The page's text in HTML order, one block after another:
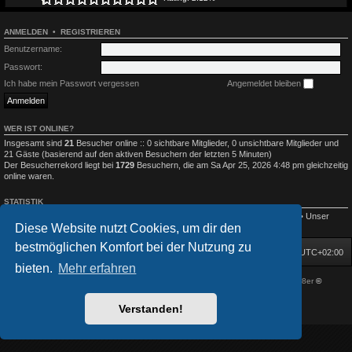
Diese Website nutzt Cookies, um dir den
bestmöglichen Komfort bei der Nutzung zu
bieten. Mehr erfahren
Verstanden!
ANMELDEN • REGISTRIEREN
Benutzername:
Passwort:
Ich habe mein Passwort vergessen
Angemeldet bleiben
WER IST ONLINE?
Insgesamt sind 21 Besucher online :: 0 sichtbare Mitglieder, 0 unsichtbare Mitglieder und
21 Gäste (basierend auf den aktiven Besuchern der letzten 5 Minuten)
Der Besucherrekord liegt bei 1729 Besuchern, die am Sa Apr 25, 2026 4:48 pm gleichzeitig
online waren.
STATISTIK
• Unser
neuestes Mitglied:Düsterer Dichter
Startseite Foren-Übersicht Alle Zeiten sind UTC+02:00
Prosk8er©
Deutsche Übersetzung durchphpBB.de
Datenschutz|Nutzungsbedingungen